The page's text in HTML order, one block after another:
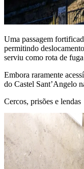
Uma passagem
permitindo
serviu como rota de
Embora raramente
do Castel Sant’Angelo
Cercos, prisões e lendas